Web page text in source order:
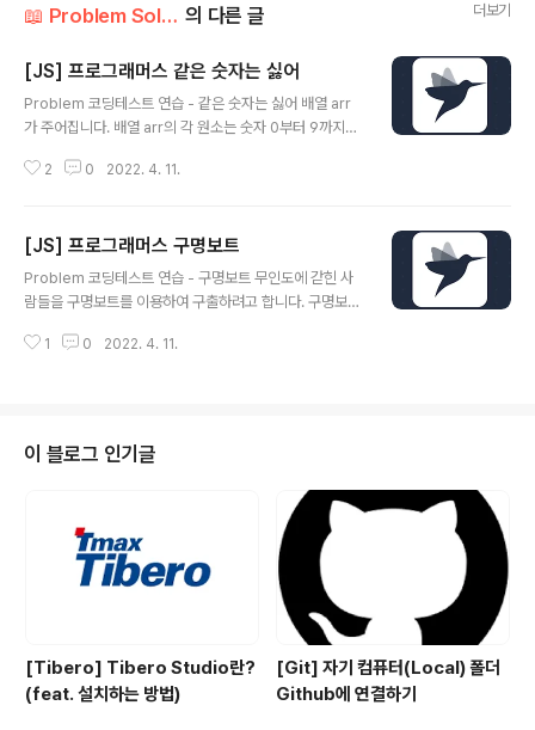
📖 Problem Solution/Programmers 의 다른 글 더보기
[JS] 프로그래머스 같은 숫자는 싫어
Problem 코딩테스트 연습 - 같은 숫자는 싫어 배열 arr
가 주어집니다. 배열 arr의 각 원소는 숫자 0부터 9까지로
는 숫자는 하나만 남기고 전부 제거하려고 합니다. 단, 제거
2. 숫자를 담을 배열을 만들어 준다. let answer = [] 3.
배열을 차례로 순회하며 같은 숫자가 아니라면 전의 숫자
를 저장하고 answer에 담아준다. arr.forEach(a => { if
er를 반환한다. return..
2 0 2022. 4. 11.
[JS] 프로그래머스 구명보트
Problem 코딩테스트 연습 - 구명보트 무인도에 갇힌 사
람들을 구명보트를 이용하여 구출하려고 합니다. 구명보트
도 있습니다. 예를 들어, 사람들의 몸무게가 [70kg, 50k
art = 0 let end = people.length - 1 3. 가장 무거운
사람부터 가장 가벼운 사람을 차례로 연결짓는다. 만약 가
장 무거운 사람과 가장 가벼운 사람을 연결지었는데 limit
보다 작거나 같으면 같이 보트를 탈 수 있는 경우이..
1 0 2022. 4. 11.
이 블로그 인기글
[Tibero] Tibero Studio란?
(feat. 설치하는 방법)
[Git] 자기 컴퓨터(Local) 폴더
Github에 연결하기